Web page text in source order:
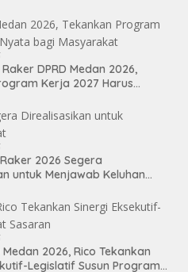
DPRD Medan 2026,
Kerja 2027 Harus
2026 Segera
untuk Menjawab Keluhan
Medan 2026, Rico Tekankan
Legislatif Susun Program